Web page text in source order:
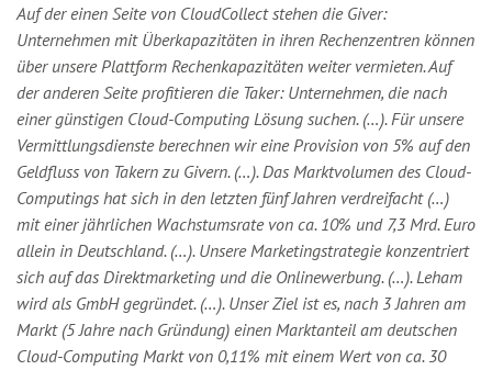
Auf der einen Seite von CloudCollect stehen die Giver:
Unternehmen mit Überkapazitäten in ihren Rechenzentren können
über unsere Plattform Rechenkapazitäten weiter vermieten. Auf
der anderen Seite profitieren die Taker: Unternehmen, die nach
einer günstigen Cloud-Computing Lösung suchen. (…). Für unsere
Vermittlungsdienste berechnen wir eine Provision von 5% auf den
Geldfluss von Takern zu Givern. (…). Das Marktvolumen des Cloud-
Computings hat sich in den letzten fünf Jahren verdreifacht (…)
mit einer jährlichen Wachstumsrate von ca. 10% und 7,3 Mrd. Euro
allein in Deutschland. (…). Unsere Marketingstrategie konzentriert
sich auf das Direktmarketing und die Onlinewerbung. (…). Leham
wird als GmbH gegründet. (…). Unser Ziel ist es, nach 3 Jahren am
Markt (5 Jahre nach Gründung) einen Marktanteil am deutschen
Cloud-Computing Markt von 0,11% mit einem Wert von ca. 30